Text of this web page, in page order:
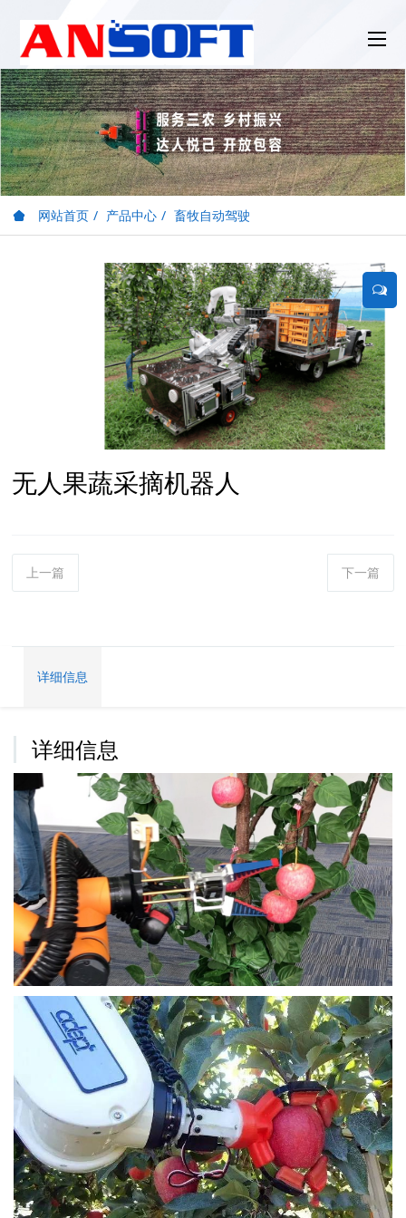
网站首页 产品中心 畜牧自动驾驶
无人果蔬采摘机器人
上一篇 下一篇
详细信息
详细信息